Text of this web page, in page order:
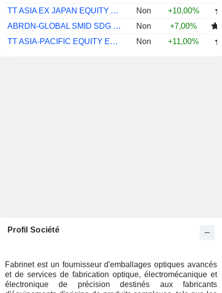
TT ASIA EX JAPAN EQUITY A2 USD ACC
Non
+10,00%
ABRDN-GLOBAL SMID SDG HZNS A ACC EUR
Non
+7,00%
TT ASIA-PACIFIC EQUITY E2 GBP
Non +11,00%
Profil Société
Fabrinet est un fournisseur d'emballages optiques avancés
et de services de fabrication optique, électromécanique et
électronique de précision destinés aux fabricants